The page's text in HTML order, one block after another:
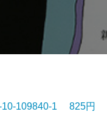
109840-1 825円